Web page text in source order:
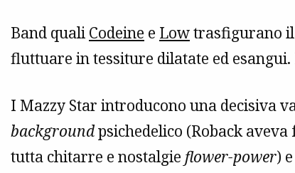
Band quali Codeine e Lowtrasfigurano il
fluttuare in tessiture dilatate ed
I Mazzy Star introducono una decisiva
backgroundpsichedelico (Roback
tutta chitarre e nostalgie flower-power)